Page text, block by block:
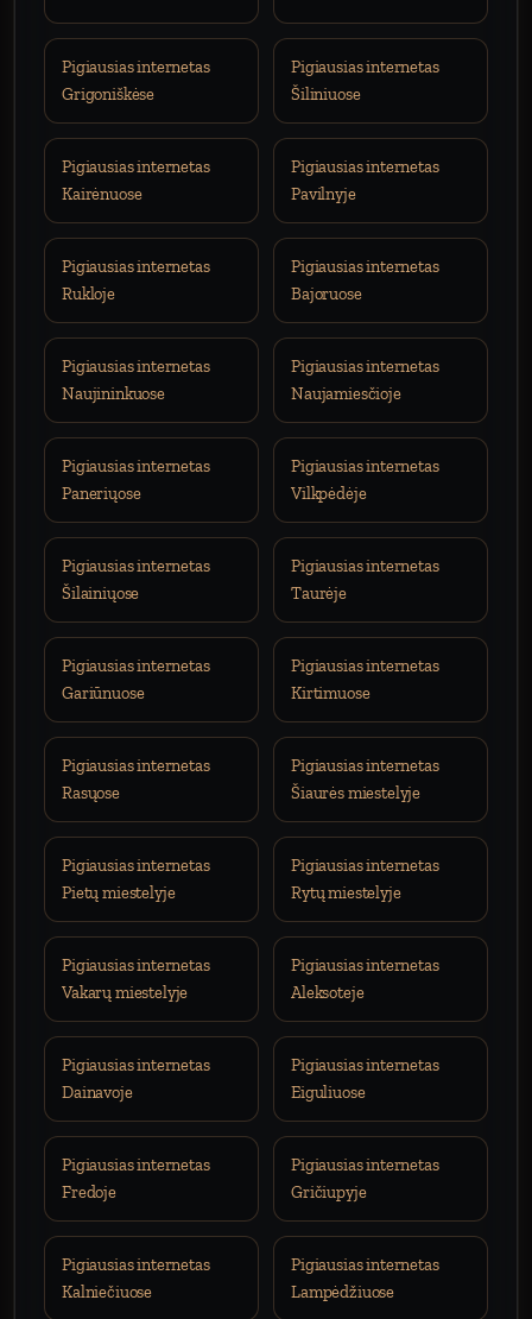
Pigiausias internetas
Grigoniškėse
Pigiausias internetas
Šiliniuose
Pigiausias internetas
Kairėnuose
Pigiausias internetas
Pavilnyje
Pigiausias internetas
Rukloje
Pigiausias internetas
Bajoruose
Pigiausias internetas
Naujininkuose
Pigiausias internetas
Naujamiesčioje
Pigiausias internetas
Paneriųose
Pigiausias internetas
Vilkpėdėje
Pigiausias internetas
Šilainiųose
Pigiausias internetas
Taurėje
Pigiausias internetas
Gariūnuose
Pigiausias internetas
Kirtimuose
Pigiausias internetas
Rasųose
Pigiausias internetas
Šiaurės miestelyje
Pigiausias internetas
Pietų miestelyje
Pigiausias internetas
Rytų miestelyje
Pigiausias internetas
Vakarų miestelyje
Pigiausias internetas
Aleksoteje
Pigiausias internetas
Dainavoje
Pigiausias internetas
Eiguliuose
Pigiausias internetas
Fredoje
Pigiausias internetas
Gričiupyje
Pigiausias internetas
Kalniečiuose
Pigiausias internetas
Lampėdžiuose